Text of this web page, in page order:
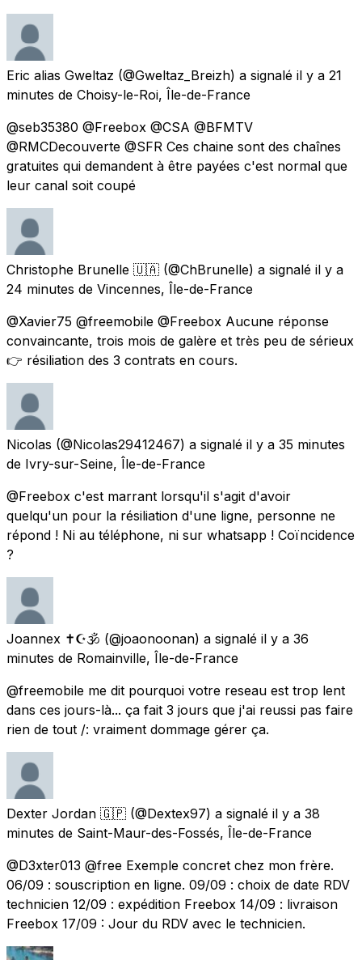
Eric alias Gweltaz (@Gweltaz_Breizh) a signalé il y a 21
minutes de Choisy-le-Roi, Île-de-France
@seb35380 @Freebox @CSA @BFMTV
@RMCDecouverte @SFR Ces chaine sont des chaînes
gratuites qui demandent à être payées c'est normal que
leur canal soit coupé
Christophe Brunelle 🇺🇦 (@ChBrunelle) a signalé il y a
24 minutes de Vincennes, Île-de-France
@Xavier75 @freemobile @Freebox Aucune réponse
convaincante, trois mois de galère et très peu de sérieux
👉 résiliation des 3 contrats en cours.
Nicolas (@Nicolas29412467) a signalé il y a 35 minutes
de Ivry-sur-Seine, Île-de-France
@Freebox c'est marrant lorsqu'il s'agit d'avoir
quelqu'un pour la résiliation d'une ligne, personne ne
répond ! Ni au téléphone, ni sur whatsapp ! Coïncidence
?
Joannex ✝☪🕉 (@joaonoonan) a signalé il y a 36
minutes de Romainville, Île-de-France
@freemobile me dit pourquoi votre reseau est trop lent
dans ces jours-là... ça fait 3 jours que j'ai reussi pas faire
rien de tout /: vraiment dommage gérer ça.
Dexter Jordan 🇬🇵 (@Dextex97) a signalé il y a 38
minutes de Saint-Maur-des-Fossés, Île-de-France
@D3xter013 @free Exemple concret chez mon frère.
06/09 : souscription en ligne. 09/09 : choix de date RDV
technicien 12/09 : expédition Freebox 14/09 : livraison
Freebox 17/09 : Jour du RDV avec le technicien.